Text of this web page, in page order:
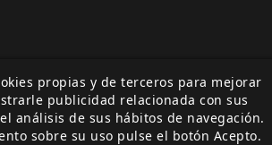
Relacionada por etiquetas
propias y de terceros para mejorar
publicidad relacionada con sus
análisis de sus hábitos de navegación.
sobre su uso pulse el botón Acepto.